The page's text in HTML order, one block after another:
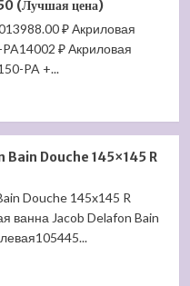
(Лучшая цена)
₽ Акриловая
₽ Акриловая
PA +...
Bain Douche 145×145 R
Douche 145x145 R
ванна Jacob Delafon Bain